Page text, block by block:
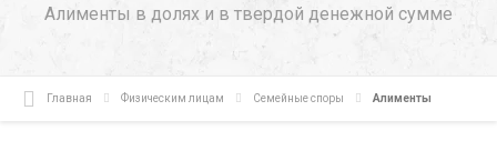
Алименты в долях и в твердой денежной сумме
Главная Физическим лицам Семейные споры Алименты